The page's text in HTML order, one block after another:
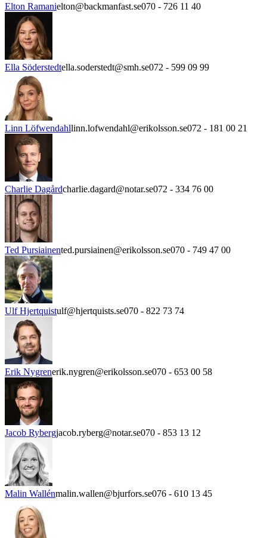
Elton Ramanielton@backmanfast.se070 - 726 11 40
Ella Söderstedtella.soderstedt@smh.se072 - 599 09 99
Linn Löfwendahllinn.lofwendahl@erikolsson.se072 - 181 00 21
Charlie Dagårdcharlie.dagard@notar.se072 - 334 76 00
Ted Pursiainented.pursiainen@erikolsson.se070 - 749 47 00
Ulf Hjertquistulf@hjertquists.se070 - 822 73 74
Erik Nygrenerik.nygren@erikolsson.se070 - 653 00 58
Jacob Rybergjacob.ryberg@notar.se070 - 853 13 12
Malin Wallénmalin.wallen@bjurfors.se076 - 610 13 45